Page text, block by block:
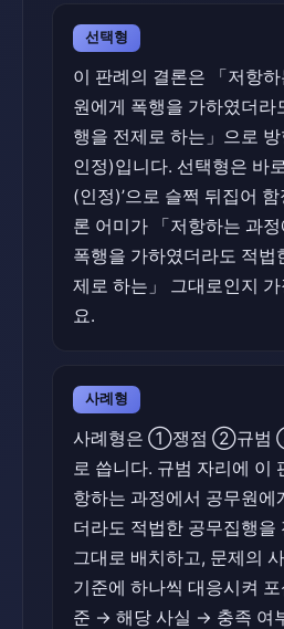
선택형
이 판례의 결론은 「저항
원에게 폭행을 가하였더라
행을 전제로 하는」으로
인정)입니다. 선택형은 바
(인정)’으로 슬쩍 뒤집어
론 어미가 「저항하는 과
폭행을 가하였더라도 적법
제로 하는」 그대로인지
요.
사례형
사례형은 ①쟁점 ②규범
로 씁니다. 규범 자리에 이
항하는 과정에서 공무원에
더라도 적법한 공무집행을
그대로 배치하고, 문제의
기준에 하나씩 대응시켜 포
준 → 해당 사실 → 충족 여